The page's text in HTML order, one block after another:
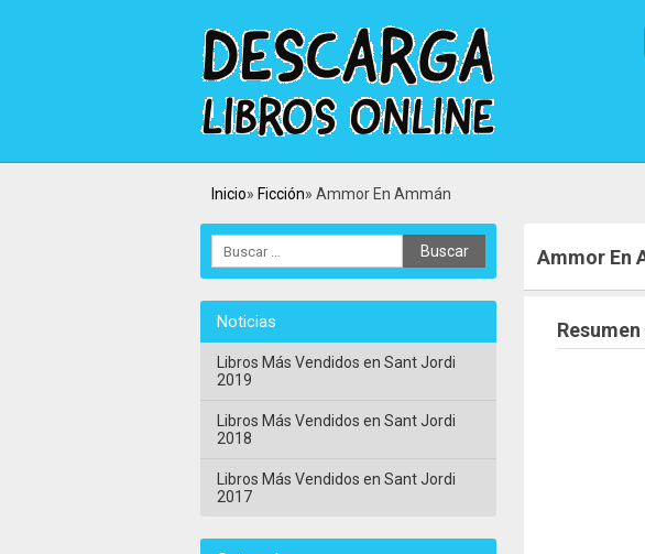
Inicio Ficción Ammor En Ammán
Ammor En
Noticias
Libros Más Vendidos en Sant Jordi
2019
Libros Más Vendidos en Sant Jordi
2018
Libros Más Vendidos en Sant Jordi
2017